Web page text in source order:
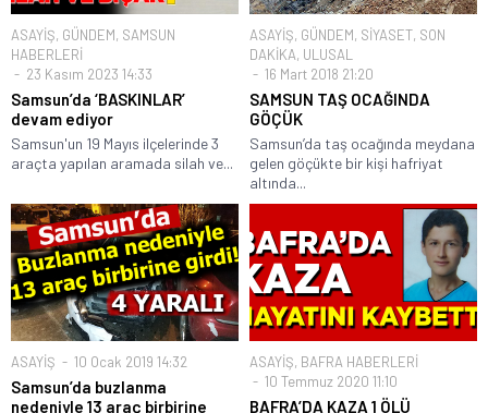
ASAYİŞ, GÜNDEM, SAMSUN
HABERLERİ
23 Kasım 2023 14:33
Samsun’da ‘BASKINLAR’
devam ediyor
Samsun'un 19 Mayıs ilçelerinde 3
araçta yapılan aramada silah ve...
ASAYİŞ, GÜNDEM, SİYASET, SON
DAKİKA, ULUSAL
16 Mart 2018 21:20
SAMSUN TAŞ OCAĞINDA
GÖÇÜK
Samsun’da taş ocağında meydana
gelen göçükte bir kişi hafriyat
altında...
ASAYİŞ 10 Ocak 2019 14:32
Samsun’da buzlanma
nedeniyle 13 araç birbirine
ASAYİŞ, BAFRA HABERLERİ
10 Temmuz 2020 11:10
BAFRA’DA KAZA 1 ÖLÜ